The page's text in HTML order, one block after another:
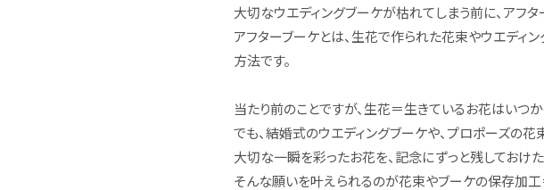
大切なウエディングブーケが枯れてしまう前に、アフ
アフターブーケとは、生花で作られた花束やウエディ
方法です。
当たり前のことですが、生花＝生きているお花はいつ
でも、結婚式のウエディングブーケや、プロポーズの花
大切な一瞬を彩ったお花を、記念にずっと残してお
そんな願いを叶えられるのが花束やブーケの保存加工